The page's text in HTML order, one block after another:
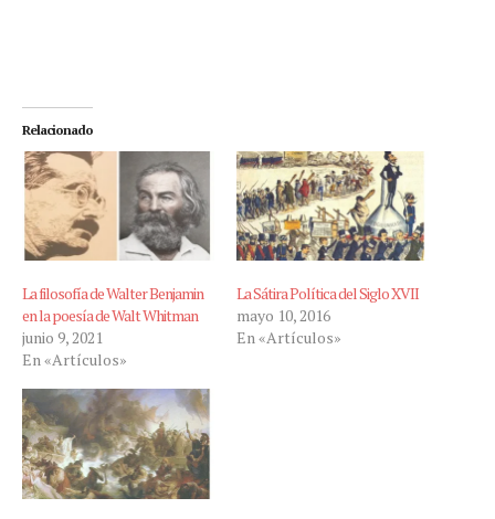
Relacionado
La filosofía de Walter Benjamin
en la poesía de Walt Whitman
junio 9, 2021
En «Artículos»
La Sátira Política del Siglo XVII
mayo 10, 2016
En «Artículos»